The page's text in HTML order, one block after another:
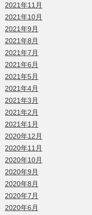
2021年11月
2021年10月
2021年9月
2021年8月
2021年7月
2021年6月
2021年5月
2021年4月
2021年3月
2021年2月
2021年1月
2020年12月
2020年11月
2020年10月
2020年9月
2020年8月
2020年7月
2020年6月